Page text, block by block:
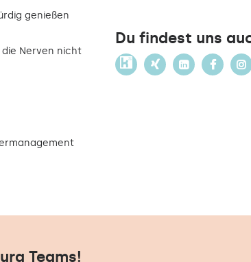
genießen
Nerven nicht
Du findest uns
Teams!